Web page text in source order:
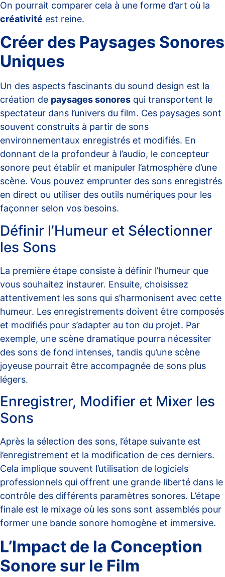
On pourrait comparer cela à une forme d’art où la
créativité est reine.
Créer des Paysages Sonores
Uniques
Un des aspects fascinants du sound design est la
création de paysages sonores qui transportent le
spectateur dans l’univers du film. Ces paysages sont
souvent construits à partir de sons
environnementaux enregistrés et modifiés. En
donnant de la profondeur à l’audio, le concepteur
sonore peut établir et manipuler l’atmosphère d’une
scène. Vous pouvez emprunter des sons enregistrés
en direct ou utiliser des outils numériques pour les
façonner selon vos besoins.
Définir l’Humeur et Sélectionner
les Sons
La première étape consiste à définir l’humeur que
vous souhaitez instaurer. Ensuite, choisissez
attentivement les sons qui s’harmonisent avec cette
humeur. Les enregistrements doivent être composés
et modifiés pour s’adapter au ton du projet. Par
exemple, une scène dramatique pourra nécessiter
des sons de fond intenses, tandis qu’une scène
joyeuse pourrait être accompagnée de sons plus
légers.
Enregistrer, Modifier et Mixer les
Sons
Après la sélection des sons, l’étape suivante est
l’enregistrement et la modification de ces derniers.
Cela implique souvent l’utilisation de logiciels
professionnels qui offrent une grande liberté dans le
contrôle des différents paramètres sonores. L’étape
finale est le mixage où les sons sont assemblés pour
former une bande sonore homogène et immersive.
L’Impact de la Conception
Sonore sur le Film